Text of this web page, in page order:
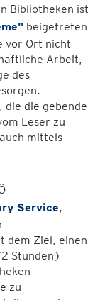
Bibliotheken ist
beigetreten
vor Ort nicht
Arbeit,
des
die die gebende
Leser zu
mittels
Service,
dem Ziel, einen
Stunden)
zu